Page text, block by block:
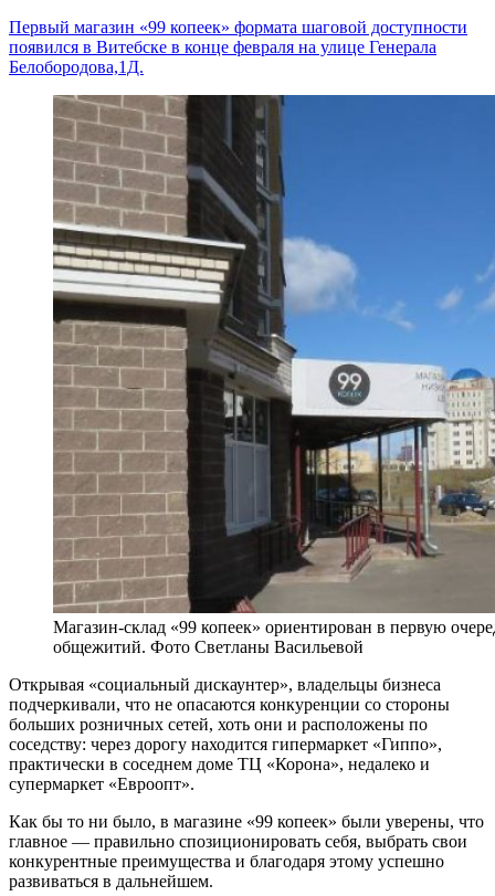
Первый магазин «99 копеек» формата шаговой доступности
появился в Витебске в конце февраля на улице Генерала
Белобородова,1Д.
Магазин-склад «99 копеек» ориентирован в первую
общежитий. Фото Светланы Васильевой
Открывая «социальный дискаунтер», владельцы бизнеса
подчеркивали, что не опасаются конкуренции со стороны
больших розничных сетей, хоть они и расположены по
соседству: через дорогу находится гипермаркет «Гиппо»,
практически в соседнем доме ТЦ «Корона», недалеко и
супермаркет «Евроопт».
Как бы то ни было, в магазине «99 копеек» были уверены, что
главное — правильно спозиционировать себя, выбрать свои
конкурентные преимущества и благодаря этому успешно
развиваться в дальнейшем.